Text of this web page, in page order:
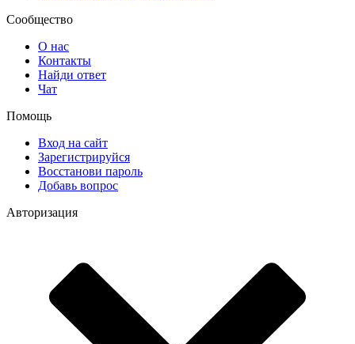
Сообщество
О нас
Контакты
Найди ответ
Чат
Помощь
Вход на сайт
Зарегистрируйся
Восстанови пароль
Добавь вопрос
Авторизация